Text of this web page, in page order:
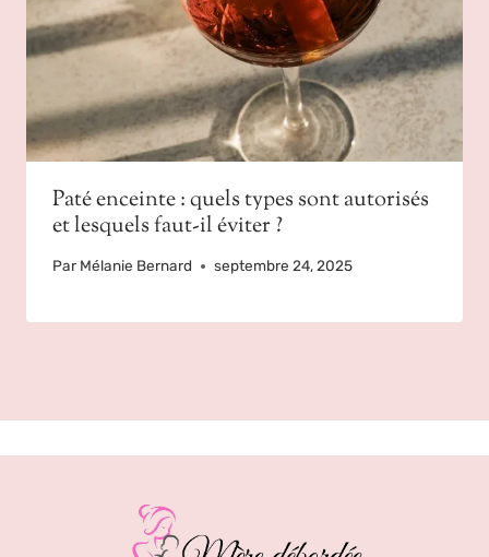
Paté enceinte : quels types sont autorisés
et lesquels faut-il éviter ?
Par Mélanie Bernard septembre 24, 2025